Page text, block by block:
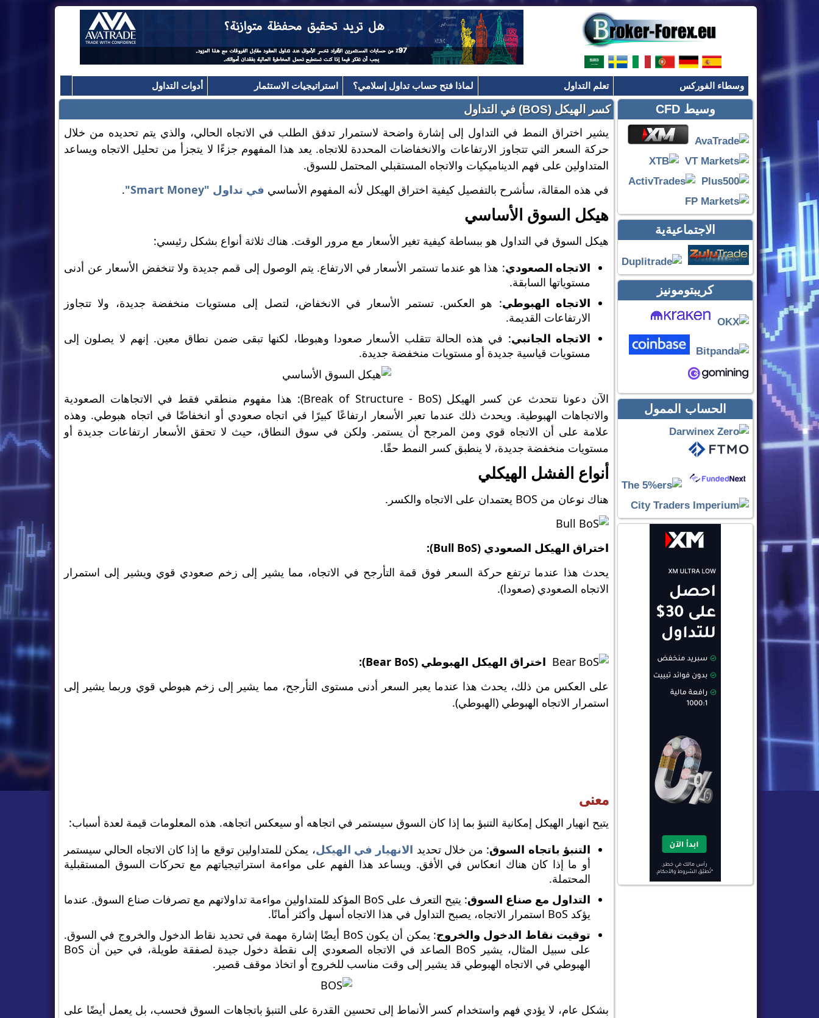
وسطاء الفوركس تعلم التداول لماذا فتح حساب تداول إسلامي؟ استراتيجيات الاستثمار أدوات التداول
وسيط CFD
الاجتماعيةية
كريبتومونيز
الحساب الممول
كسر الهيكل (BOS) في التداول
يشير اختراق النمط في التداول إلى إشارة واضحة لاستمرار تدفق الطلب في الاتجاه الحالي، والذي يتم تحديده من خلال
حركة السعر التي تتجاوز الارتفاعات والانخفاضات المحددة للاتجاه. يعد هذا المفهوم جزءًا لا يتجزأ من تحليل الاتجاه ويساعد
المتداولين على فهم الديناميكيات والاتجاه المستقبلي المحتمل للسوق.
في هذه المقالة، سأشرح بالتفصيل كيفية اختراق الهيكل لأنه المفهوم الأساسي في تداول "Smart Money" .
هيكل السوق الأساسي
هيكل السوق في التداول هو ببساطة كيفية تغير الأسعار مع مرور الوقت. هناك ثلاثة أنواع بشكل رئيسي:
الاتجاه الصعودي: هذا هو عندما تستمر الأسعار في الارتفاع. يتم الوصول إلى قمم جديدة ولا تنخفض الأسعار عن أدنى
مستوياتها السابقة.
الاتجاه الهبوطي: هو العكس. تستمر الأسعار في الانخفاض، لتصل إلى مستويات منخفضة جديدة، ولا تتجاوز
الارتفاعات القديمة.
الاتجاه الجانبي: في هذه الحالة تتقلب الأسعار صعودا وهبوطا، لكنها تبقى ضمن نطاق معين. إنهم لا يصلون إلى
مستويات قياسية جديدة أو مستويات منخفضة جديدة.
الآن دعونا نتحدث عن كسر الهيكل (Break of Structure - BoS): هذا مفهوم منطقي فقط في الاتجاهات الصعودية
والاتجاهات الهبوطية. ويحدث ذلك عندما تعبر الأسعار ارتفاعًا كبيرًا في اتجاه صعودي أو انخفاضًا في اتجاه هبوطي. وهذه
علامة على أن الاتجاه قوي ومن المرجح أن يستمر. ولكن في سوق النطاق، حيث لا تحقق الأسعار ارتفاعات جديدة أو
مستويات منخفضة جديدة، لا ينطبق كسر النمط حقًا.
أنواع الفشل الهيكلي
هناك نوعان من BOS يعتمدان على الاتجاه والكسر.
اختراق الهيكل الصعودي (Bull BoS):
يحدث هذا عندما ترتفع حركة السعر فوق قمة التأرجح في الاتجاه، مما يشير إلى زخم صعودي قوي ويشير إلى استمرار
الاتجاه الصعودي (صعودا).
اختراق الهيكل الهبوطي (Bear BoS):
على العكس من ذلك، يحدث هذا عندما يعبر السعر أدنى مستوى التأرجح، مما يشير إلى زخم هبوطي قوي وربما يشير إلى
استمرار الاتجاه الهبوطي (الهبوطي).
معنى
يتيح انهيار الهيكل إمكانية التنبؤ بما إذا كان السوق سيستمر في اتجاهه أو سيعكس اتجاهه. هذه المعلومات قيمة لعدة أسباب:
التنبؤ باتجاه السوق: من خلال تحديد الانهيار في الهيكل، يمكن للمتداولين توقع ما إذا كان الاتجاه الحالي سيستمر
أو ما إذا كان هناك انعكاس في الأفق. ويساعد هذا الفهم على مواءمة استراتيجياتهم مع تحركات السوق المستقبلية
المحتملة.
التداول مع صناع السوق
: يتيح التعرف على BoS المؤكد للمتداولين مواءمة تداولاتهم مع تصرفات صناع السوق. عندما
يؤكد BoS استمرار الاتجاه، يصبح التداول في هذا الاتجاه أسهل وأكثر أمانًا.
توقيت نقاط الدخول والخروج
: يمكن أن يكون BoS أيضًا إشارة مهمة في تحديد نقاط الدخول والخروج في السوق.
على سبيل المثال، يشير BoS الصاعد في الاتجاه الصعودي إلى نقطة دخول جيدة لصفقة طويلة، في حين أن BoS
الهبوطي في الاتجاه الهبوطي قد يشير إلى وقت مناسب للخروج أو اتخاذ موقف قصير.
بشكل عام، لا يؤدي فهم واستخدام كسر الأنماط إلى تحسين القدرة على التنبؤ باتجاهات السوق فحسب، بل يعمل أيضًا على